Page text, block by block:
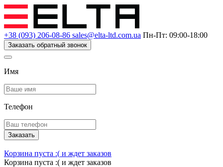
+38 (093) 206-08-86 sales@elta-ltd.com.ua Пн-Пт: 09:00-18:00
Заказать обратный звонок
Имя
Телефон
Заказать
Корзина пуста :( и ждет заказов
Корзина пуста :( и ждет заказов